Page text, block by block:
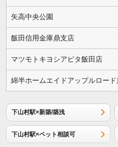
矢高中央公園
飯田信用金庫鼎支店
マツモトキヨシアピタ飯田店
綿半ホームエイドアップルロード
下山村駅×新築/築浅
下山村駅×ペット相談可